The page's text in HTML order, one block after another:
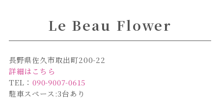
Le Beau Flower
長野県佐久市取出町200-22
詳細はこちら
TEL：090-9007-0615
駐車スペース:3台あり